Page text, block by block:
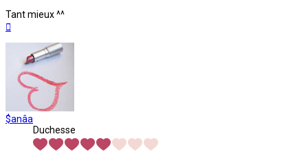
Tant mieux ^^
$anâa
Duchesse